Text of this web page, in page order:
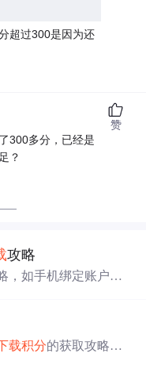
超过300是因为还
300多分，已经是
？
赞
攻略
，如手机绑定账户、
、投票等的
载积分的获取攻略，